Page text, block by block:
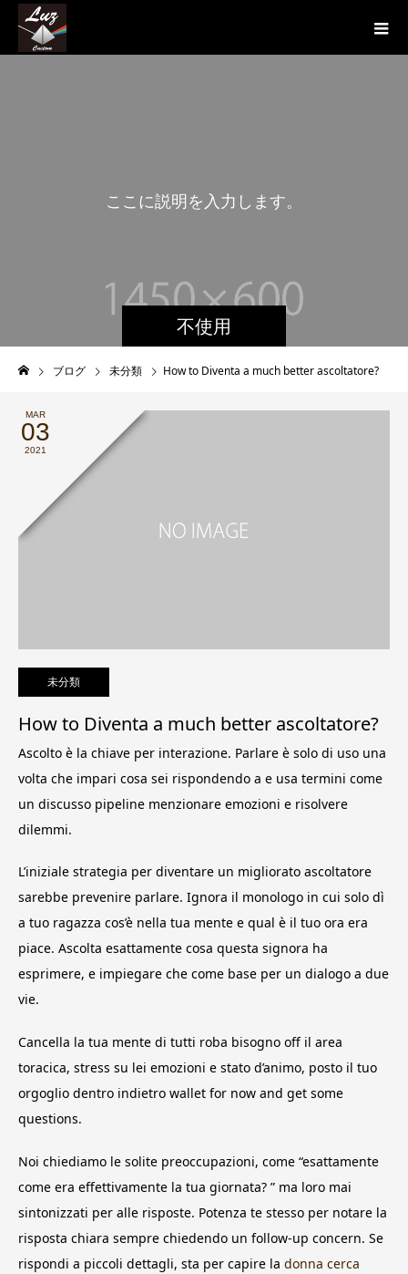
不使用
こ こ に説明を 入 力 し ます。
ブログ 未分類 How to Diventa a much better ascoltatore?
MAR
03
2021
未分類
How to Diventa a much better ascoltatore?
Ascolto è la chiave per interazione. Parlare è solo di uso una
volta che impari cosa sei rispondendo a e usa termini come
un discusso pipeline menzionare emozioni e risolvere
dilemmi.
L’iniziale strategia per diventare un migliorato ascoltatore
sarebbe prevenire parlare. Ignora il monologo in cui solo dì
a tuo ragazza cos’è nella tua mente e qual è il tuo ora era
piace. Ascolta esattamente cosa questa signora ha
esprimere, e impiegare che come base per un dialogo a due
vie.
Cancella la tua mente di tutti roba bisogno off il area
toracica, stress su lei emozioni e stato d’animo, posto il tuo
orgoglio dentro indietro wallet for now and get some
questions.
Noi chiediamo le solite preoccupazioni, come “esattamente
come era effettivamente la tua giornata? ” ma loro mai
sintonizzati per alle risposte. Potenza te stesso per notare la
risposta chiara sempre chiedendo un follow-up concern. Se
rispondi a piccoli dettagli, sta per capire la donna cerca